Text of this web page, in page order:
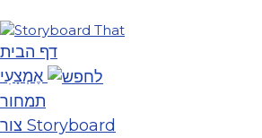
דף הבית
אֶמְצָעִי
תמחור
צור Storyboard